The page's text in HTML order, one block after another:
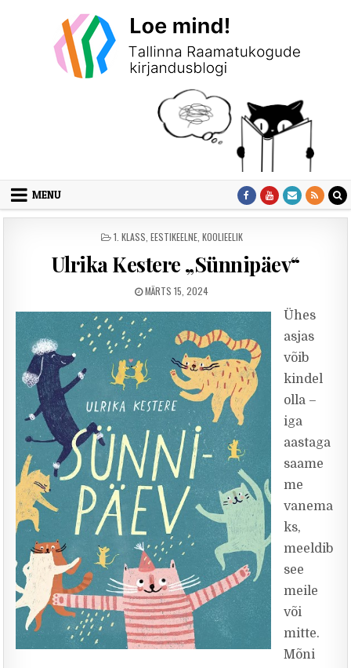
MENU
POSTED IN
1. KLASS EESTIKEELNE, KOOLIEELIK
Ulrika Kestere „Sünnipäev“
PUBLISHED DATE:
MÄRTS 15, 2024
Ühes
asjas
võib
kindel
olla –
iga
aastaga
saame
me
vanema
ks,
meeldib
see
meile
või
mitte.
Mõni